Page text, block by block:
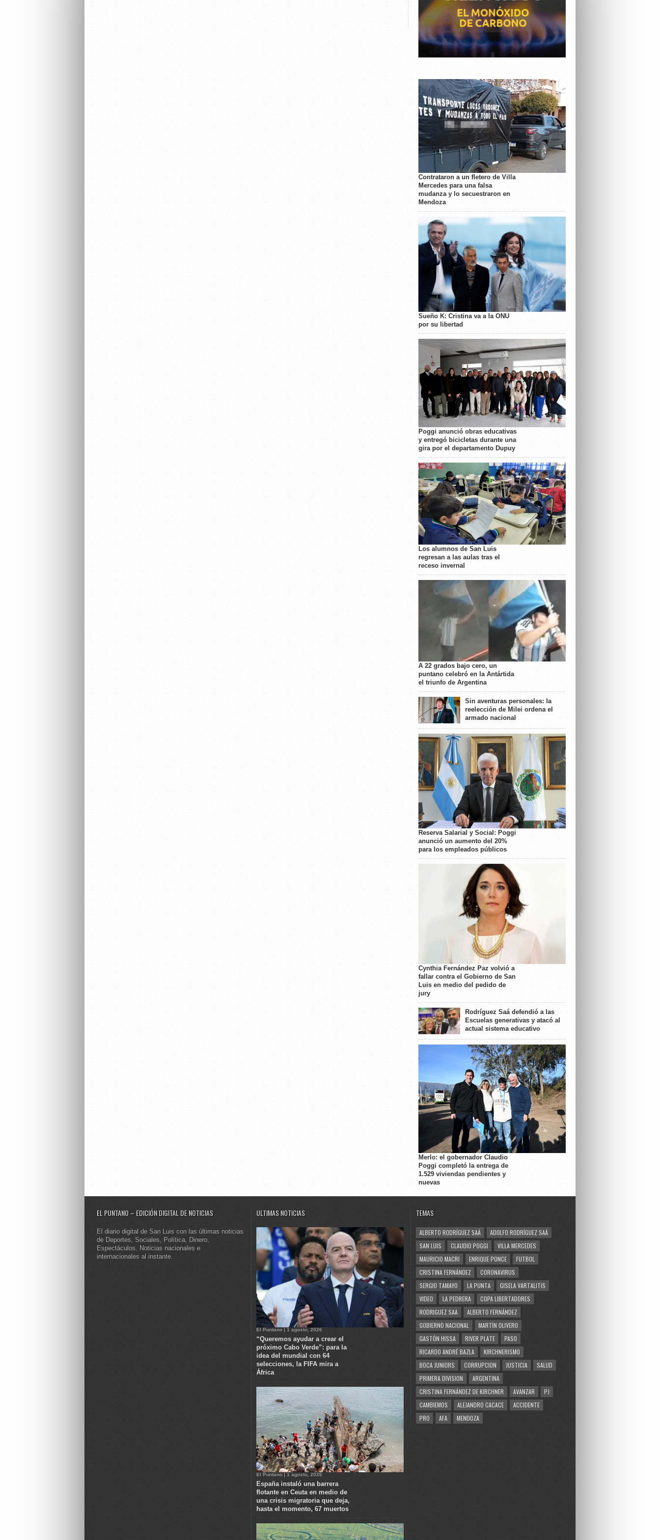
Contrataron a un fletero de Villa
Mercedes para una falsa
mudanza y lo secuestraron en
Mendoza
Sueño K: Cristina va a la ONU
por su libertad
Poggi anunció obras educativas
y entregó bicicletas durante una
gira por el departamento Dupuy
Los alumnos de San Luis
regresan a las aulas tras el
receso invernal
A 22 grados bajo cero, un
puntano celebró en la Antártida
el triunfo de Argentina
Sin aventuras personales: la
reelección de Milei ordena el
armado nacional
Reserva Salarial y Social: Poggi
anunció un aumento del 20%
para los empleados públicos
Cynthia Fernández Paz volvió a
fallar contra el Gobierno de San
Luis en medio del pedido de
jury
Rodríguez Saá defendió a las
Escuelas generativas y atacó al
actual sistema educativo
Merlo: el gobernador Claudio
Poggi completó la entrega de
1.529 viviendas pendientes y
nuevas
EL PUNTANO – EDICIÓN DIGITAL DE NOTICIAS
El diario digital de San Luis con las últimas noticias
de Deportes, Sociales, Política, Dinero,
Espectáculos. Noticias nacionales e
internacionales al instante.
ULTIMAS NOTICIAS
El Puntano | 1 agosto, 2026
“Queremos ayudar a crear el
próximo Cabo Verde”: para la
idea del mundial con 64
selecciones, la FIFA mira a
África
El Puntano | 1 agosto, 2026
España instaló una barrera
flotante en Ceuta en medio de
una crisis migratoria que deja,
hasta el momento, 67 muertos
TEMAS
ALBERTO RODRÍGUEZ SAÁ
ADOLFO RODRÍGUEZ SAÁ
SAN LUIS
CLAUDIO POGGI
VILLA MERCEDES
MAURICIO MACRI
ENRIQUE PONCE
FUTBOL
CRISTINA FERNÁNDEZ
CORONAVIRUS
SERGIO TAMAYO
LA PUNTA
GISELA VARTALITIS
VIDEO
LA PEDRERA
COPA LIBERTADORES
RODRIGUEZ SAA
ALBERTO FERNÁNDEZ
GOBIERNO NACIONAL
MARTÍN OLIVERO
GASTÓN HISSA
RIVER PLATE
PASO
RICARDO ANDRÉ BAZLA
KIRCHNERISMO
BOCA JUNIORS
CORRUPCION JUSTICIA
SALUD
PRIMERA DIVISION
ARGENTINA
CRISTINA FERNÁNDEZ DE KIRCHNER
AVANZAR
PJ
CAMBIEMOS
ALEJANDRO CACACE
ACCIDENTE
PRO
AFA MENDOZA